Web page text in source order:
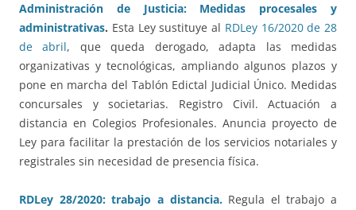
Administración de Justicia: Medidas procesales y
administrativas. Esta Ley sustituye al RDLey 16/2020 de 28
de abril, que queda derogado, adapta las medidas
organizativas y tecnológicas, ampliando algunos plazos y
pone en marcha del Tablón Edictal Judicial Único. Medidas
concursales y societarias. Registro Civil. Actuación a
distancia en Colegios Profesionales. Anuncia proyecto de
Ley para facilitar la prestación de los servicios notariales y
registrales sin necesidad de presencia física.
RDLey 28/2020: trabajo a distancia. Regula el trabajo a